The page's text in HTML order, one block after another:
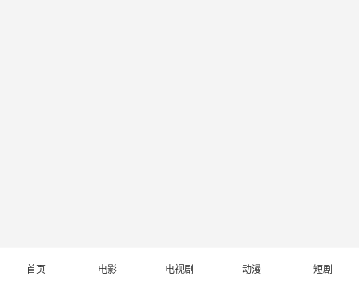
首页 电影 电视剧 动漫 短剧